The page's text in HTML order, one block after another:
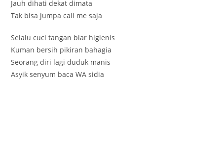
Jauh dihati dekat dimata
Tak bisa jumpa call me saja
Selalu cuci tangan biar higienis
Kuman bersih pikiran bahagia
Seorang diri lagi duduk manis
Asyik senyum baca WA sidia